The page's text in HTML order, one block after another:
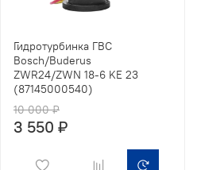
Гидротурбинка ГВС
Bosch/Buderus
ZWR24/ZWN 18-6 KE 23
(87145000540)
10 000 ₽
3 550 ₽